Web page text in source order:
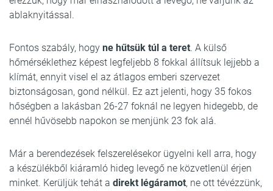
ablaknyitással.
Fontos szabály, hogy ne hűtsük túl a teret. A külső
hőmérséklethez képest legfeljebb 8 fokkal állítsuk lejjebb a
klímát, ennyit visel el az átlagos emberi szervezet
biztonságosan, gond nélkül. Ez azt jelenti, hogy 35 fokos
hőségben a lakásban 26-27 foknál ne legyen hidegebb, de
ennél hűvösebb napokon se menjünk 23 fok alá.
Már a berendezések felszerelésekor ügyelni kell arra, hogy
a készülékből kiáramló hideg levegő ne közvetlenül érjen
minket. Kerüljük tehát a direkt légáramot, ne ott tévézzünk,